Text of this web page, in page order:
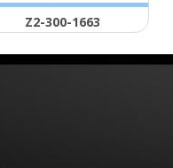
Ζ2-300-1663